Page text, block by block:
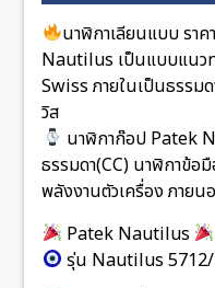
นาฬิกาเลียนแบบ ราค
Nautilus เป็นแบบแนว
Swiss ภายในเป็นธรรม
วิส
นาฬิกาก๊อป Patek
ธรรมดา(CC) นาฬิกาข้อ
พลังงานตัวเครื่อง ภายน
Patek Nautilus
รุ่น Nautilus 5712/